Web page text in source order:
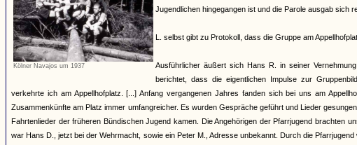
Kölner Navajos um 1937
Jugendlichen hingegangen ist und die Parole ausgab sich
L. selbst gibt zu Protokoll, dass die Gruppe am
Ausführlicher äußert sich Hans R. in seiner
berichtet, dass die eigentlichen Impulse zur
verkehrte ich am Appellhofplatz. [...] Anfang vergangenen Jahres fanden sich bei uns am
Zusammenkünfte am Platz immer umfangreicher. Es wurden Gespräche geführt und Lieder
Fahrtenlieder der früheren Bündischen Jugend kamen. Die Angehörigen der Pfarrjugend brachten
war Hans D., jetzt bei der Wehrmacht, sowie ein Peter M., Adresse unbekannt. Durch die